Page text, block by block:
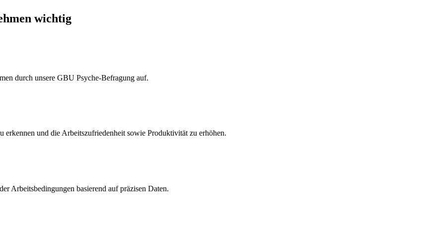
wichtig
durch unsere GBU Psyche-Befragung auf.
erkennen und die Arbeitszufriedenheit sowie Produktivität zu erhöhen.
Arbeitsbedingungen basierend auf präzisen Daten.